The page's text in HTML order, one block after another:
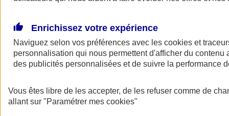
AXA Assurance
Enrichissez votre expérience
Naviguez selon vos préférences avec les cookies et
personnalisation qui nous permettent d'afficher du contenu
des publicités personnalisées et de suivre la performance
Vous êtes libre de les accepter, de les refuser comme de
allant sur "Paramétrer mes cookies"